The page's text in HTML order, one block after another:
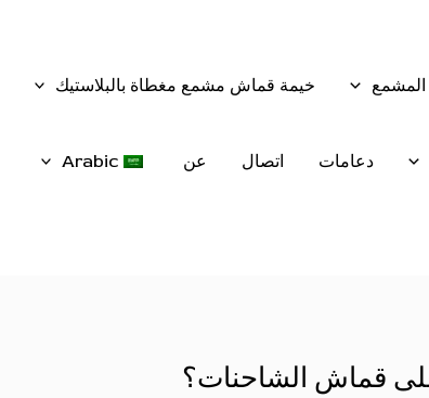
خيمة قماش مشمع مغطاة بالبلاستيك
دعامات اتصال عن Arabic
قماش الشاحنات؟